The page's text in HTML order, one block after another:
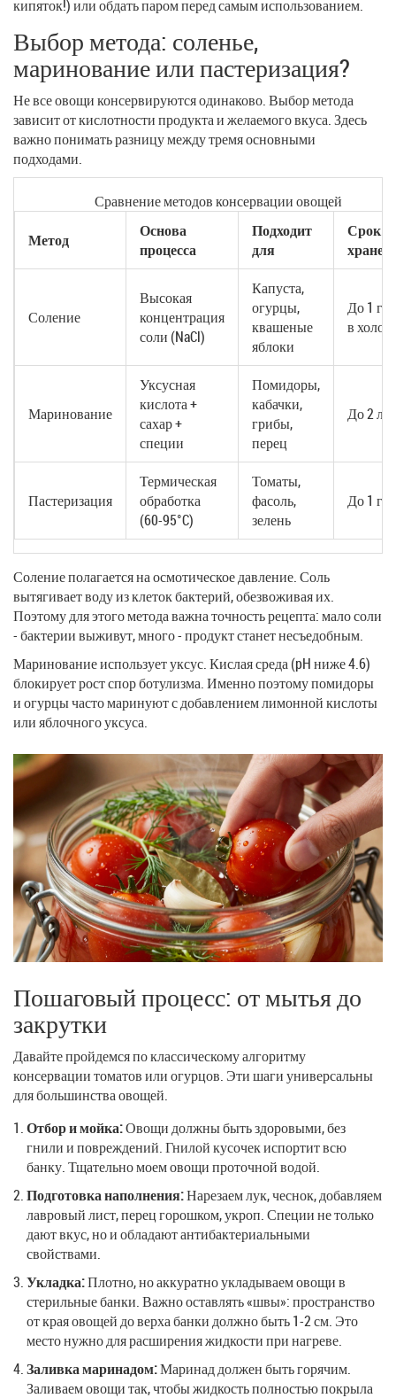
кипяток!) или обдать паром перед самым использованием.
Выбор метода: соленье,
маринование или пастеризация?
Не все овощи консервируются одинаково. Выбор метода
зависит от кислотности продукта и желаемого вкуса. Здесь
важно понимать разницу между тремя основными
подходами.
Сравнение методов консервации овощей
Метод
Основа
процесса
Подходит
для
Срок
Соление
Высокая
концентрация
соли (NaCl)
Капуста,
огурцы,
квашеные
яблоки
До 1
в
Маринование
Уксусная
кислота +
сахар +
специи
Помидоры,
кабачки,
грибы,
перец
До 2 лет
Пастеризация
Термическая
обработка
(60-95°C)
Томаты,
фасоль,
зелень
До 1
Солениеполагается на осмотическое давление. Соль
вытягивает воду из клеток бактерий, обезвоживая их.
Поэтому для этого метода важна точность рецепта: мало соли
- бактерии выживут, много - продукт станет несъедобным.
Маринованиеиспользует уксус. Кислая среда (pH ниже 4.6)
блокирует рост спор ботулизма. Именно поэтому помидоры
и огурцы часто маринуют с добавлением лимонной кислоты
или яблочного уксуса.
Пошаговый процесс: от мытья до
закрутки
Давайте пройдемся по классическому алгоритму
консервации томатов или огурцов. Эти шаги универсальны
для большинства овощей.
Отбор и мойка:Овощи должны быть здоровыми, без
гнили и повреждений. Гнилой кусочек испортит всю
банку. Тщательно моем овощи проточной водой.
Подготовка наполнения:Нарезаем лук, чеснок, добавляем
лавровый лист, перец горошком, укроп. Специи не только
дают вкус, но и обладают антибактериальными
свойствами.
Укладка:Плотно, но аккуратно укладываем овощи в
стерильные банки. Важно оставлять «швы»: пространство
от края овощей до верха банки должно быть 1-2 см. Это
место нужно для расширения жидкости при нагреве.
Заливка маринадом:Маринад должен быть горячим.
Заливаем овощи так, чтобы жидкость полностью покрыла